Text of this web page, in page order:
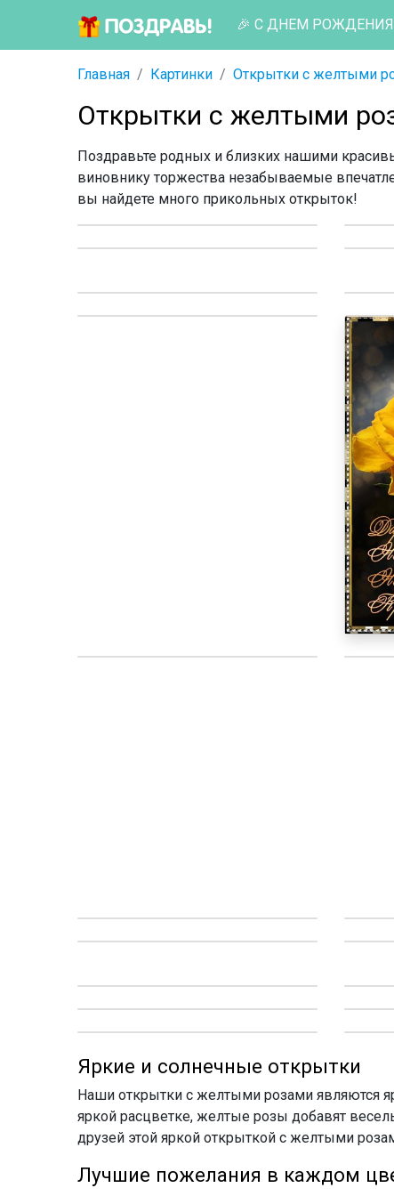
🎉 С ДНЕМ РОЖДЕНИЯ
Главная Картинки Открытки с желтыми
Открытки с желтыми
Поздравьте родных и близких нашими
виновнику торжества незабываемые
вы найдете много прикольных открыток!
Яркие и солнечные открытки
Наши открытки с желтыми розами являются
яркой расцветке, желтые розы добавят
друзей этой яркой открыткой с желтыми
Лучшие пожелания в каждом